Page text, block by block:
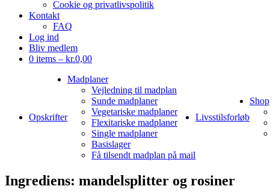
Cookie og privatlivspolitik
Kontakt
FAQ
Log ind
Bliv medlem
0 items – kr.0,00
Opskrifter
Madplaner
Vejledning til madplan
Sunde madplaner
Vegetariske madplaner
Flexitariske madplaner
Single madplaner
Basislager
Få tilsendt madplan på mail
Livsstilsforløb
Shop
Ingrediens: mandelsplitter og rosiner